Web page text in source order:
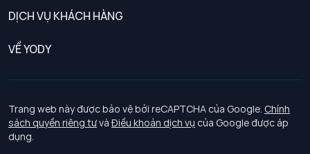
DỊCH VỤ KHÁCH HÀNG
Chính sách khách hàng thân thiết
Chính sách bảo vệ dữ liệu cá nhân
Chính sách thanh toán, giao nhận
VỀ YODY
Tuyển dụng
Trang web này được bảo vệ bởi reCAPTCHA của Google. Chính
sách quyền riêng tưvà Điều khoản dịch vụ của Google được áp
dụng.